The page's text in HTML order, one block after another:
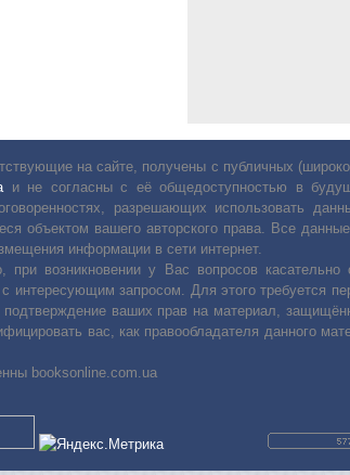
на сайте, получены с публичных
и не согласны с её общедоступностью в
разрешающих использовать
объектом вашего авторского права. Все
информации в сети интернет.
при возникновении у Вас вопросов
интересующим запросом. Для этого требуется
подтверждение ваших прав на материал,
вас, как правообладателя данного
booksonline.com.ua